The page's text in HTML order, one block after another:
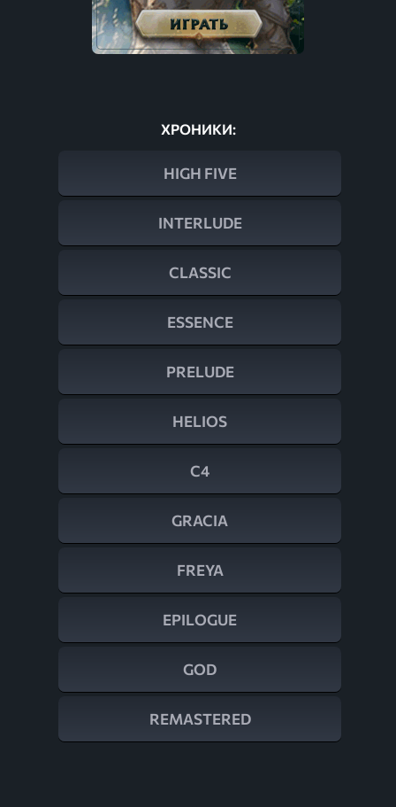
ХРОНИКИ:
HIGH FIVE
INTERLUDE
CLASSIC
ESSENCE
PRELUDE
HELIOS
C4
GRACIA
FREYA
EPILOGUE
GOD
REMASTERED